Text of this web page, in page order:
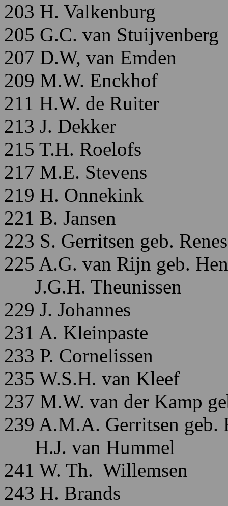
203 H. Valkenburg
205 G.C. van Stuijvenberg
207 D.W, van Emden
209 M.W. Enckhof
211 H.W. de Ruiter
213 J. Dekker
215 T.H. Roelofs
217 M.E. Stevens
219 H. Onnekink
221 B. Jansen
223 S. Gerritsen geb. Renes
225 A.G. van Rijn geb.
J.G.H. Theunissen
229 J. Johannes
231 A. Kleinpaste
233 P. Cornelissen
235 W.S.H. van Kleef
237 M.W. van der Kamp
239 A.M.A. Gerritsen geb.
H.J. van Hummel
241 W. Th. Willemsen
243 H. Brands